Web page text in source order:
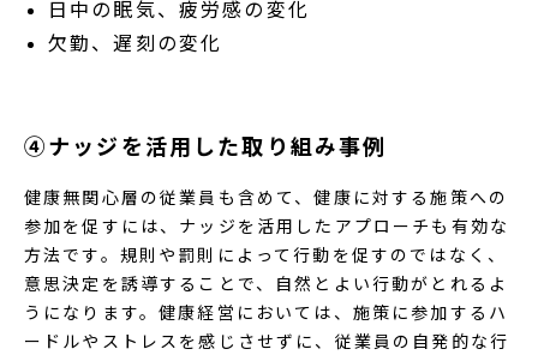
日中の眠気、疲労感の変化
欠勤、遅刻の変化
④ナッジを活用した取り組み事例
健康無関心層の従業員も含めて、健康に対する施策への
参加を促すには、ナッジを活用したアプローチも有効な
方法です。規則や罰則によって行動を促すのではなく、
意思決定を誘導することで、自然とよい行動がとれるよ
うになります。健康経営においては、施策に参加するハ
ードルやストレスを感じさせずに、従業員の自発的な行